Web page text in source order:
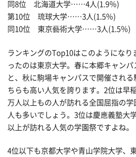
同8位 北海道大学……4人(1.9％)
第10位 琉球大学……3人(1.5％)
同10位 東京藝術大学……3人(1.5％)
ランキングのTop10はこのようになり
ったのは東京大学。春に本郷キャン
と、秋に駒場キャンパスで開催され
ちらも高い人気を誇ります。2位は早
万人以上もの人が訪れる全国屈指の
人も多いでしょう。3位は慶應義塾大
以上が訪れる人気の学園祭ですよね。
4位以下も京都大学や青山学院大学、